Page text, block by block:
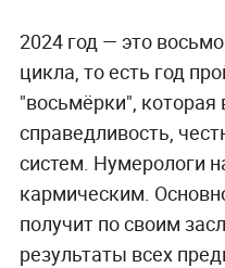
2024 год — это
цикла, то есть год
"восьмёрки", которая
справедливость,
систем. Нумерологи
кармическим.
получит по своим
результаты всех